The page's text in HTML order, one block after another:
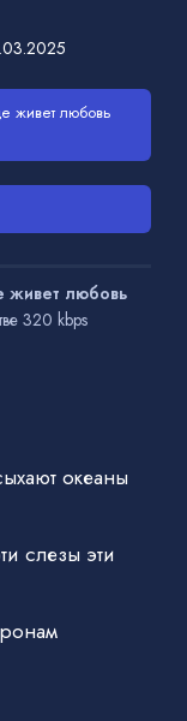
живет любовь
живет любовь
320 kbps
океаны
слезы эти